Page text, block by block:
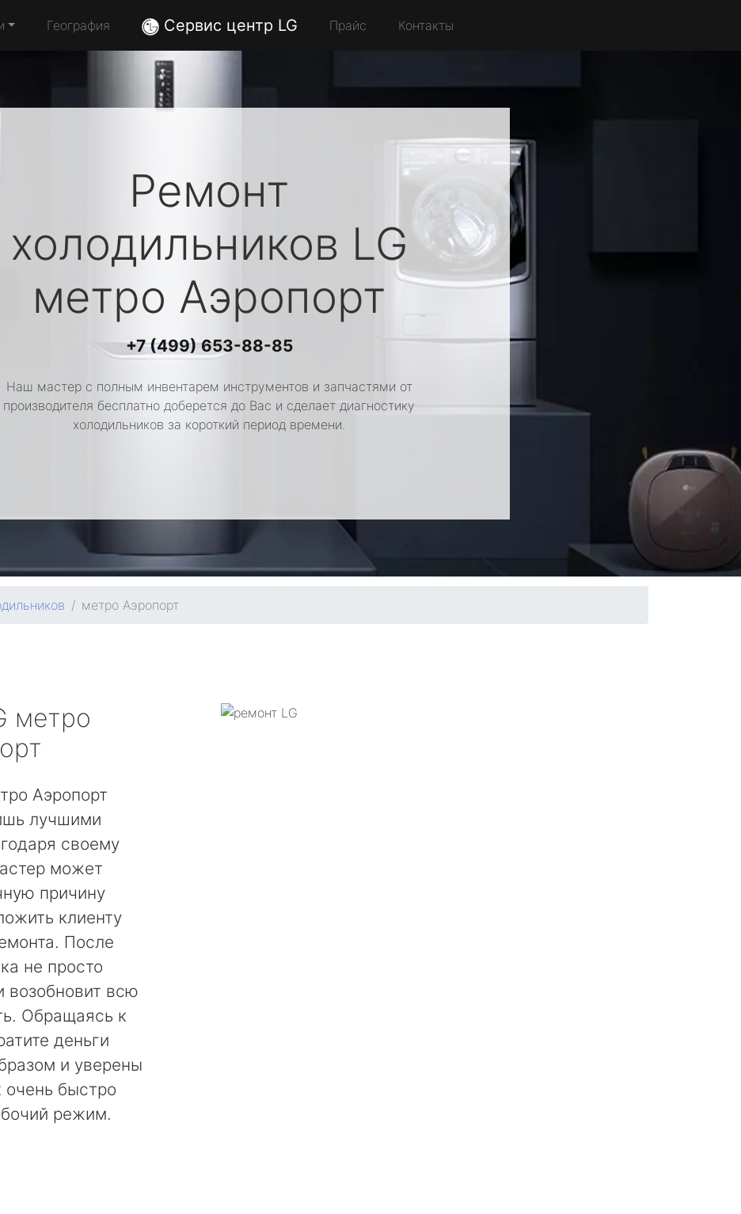
География Сервис центр LG Прайс Контакты
Ремонт
холодильников LG
метро Аэропорт
+7 (499) 653-88-85
Наш мастер с полным инвентарем инструментов и запчастями от
производителя бесплатно доберется до Вас и сделает диагностику
холодильников за короткий период времени.
метро Аэропорт
метро
Аэропорт
лучшими
своему
может
причину
клиенту
После
не просто
возобновит всю
Обращаясь к
деньги
и уверены
очень быстро
режим.